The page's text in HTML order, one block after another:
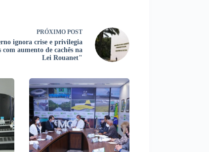
PRÓXIMO POST
ignora crise e privilegia
com aumento de cachês na
Lei Rouanet"